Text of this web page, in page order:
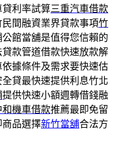
利率試算三重汽車借款
間融資業界貸款事項竹
館當舖是值得您信賴的
款管道借款快速放款解
據條件及需求要快速估
全貸最快速提供利息竹北
提供快速小額週轉借錢融
和機車借款推薦最即免留
商品選擇新竹當舖合法方